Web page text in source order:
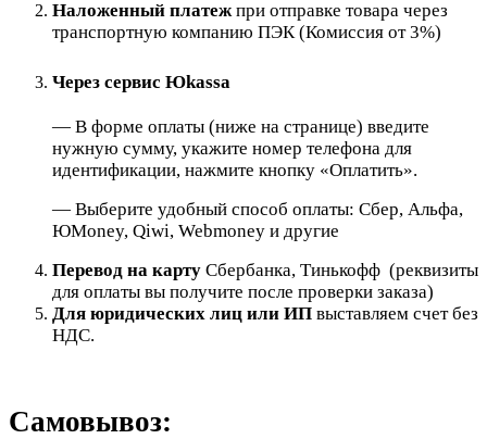
Наложенный платеж при отправке товара через
транспортную компанию ПЭК (Комиссия от 3%)
Через сервис Юkassa
— В форме оплаты (ниже на странице) введите
нужную сумму, укажите номер телефона для
идентификации, нажмите кнопку «Оплатить».
— Выберите удобный способ оплаты: Сбер, Альфа,
ЮMoney, Qiwi, Webmoney и другие
Перевод на карту Сбербанка, Тинькофф (реквизиты
для оплаты вы получите после проверки заказа)
Для юридических лиц или ИП выставляем счет без
НДС.
Самовывоз: